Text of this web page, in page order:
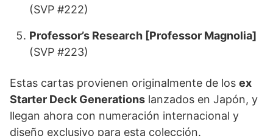
(SVP #222)
Professor’s Research [Professor Magnolia]
(SVP #223)
Estas cartas provienen originalmente de los ex
Starter Deck Generations lanzados en Japón, y
llegan ahora con numeración internacional y
diseño exclusivo para esta colección.